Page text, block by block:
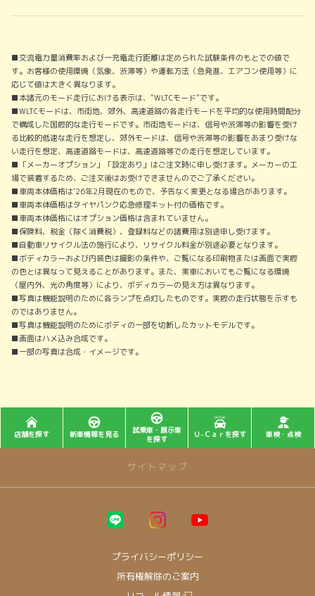
■交流電力量消費率および一充電走行距離は定められた試験条件のもとでの値で
す。お客様の使用環境（気象、渋滞等）や運転方法（急発進、エアコン使用等）に
応じて値は大きく異なります。
■本諸元のモード走行における表示は、“WLTCモード”です。
■WLTCモードは、市街地、郊外、高速道路の各走行モードを平均的な使用時間配分
で構成した国際的な走行モードです。市街地モードは、信号や渋滞等の影響を受け
る比較的低速な走行を想定し、郊外モードは、信号や渋滞等の影響をあまり受けな
い走行を想定、高速道路モードは、高速道路等での走行を想定しています。
■「メーカーオプション」「設定あり」はご注文時に申し受けます。メーカーの工
場で装着するため、ご注文後はお受けできませんのでご了承ください。
■車両本体価格は'26年2月現在のもので、予告なく変更となる場合があります。
■車両本体価格はタイヤパンク応急修理キット付の価格です。
■車両本体価格にはオプション価格は含まれていません。
■保険料、税金（除く消費税）、登録料などの諸費用は別途申し受けます。
■自動車リサイクル法の施行により、リサイクル料金が別途必要となります。
■ボディカラーおよび内装色は撮影の条件や、ご覧になる印刷物または画面で実際
の色とは異なって見えることがあります。また、実車においてもご覧になる環境
（屋内外、光の角度等）により、ボディカラーの見え方は異なります。
■写真は機能説明のために各ランプを点灯したものです。実際の走行状態を示すも
のではありません。
■写真は機能説明のためにボディの一部を切断したカットモデルです。
■画面はハメ込み合成です。
■一部の写真は合成・イメージです。
店舗を探す 新車情報を見る
試乗車・展示車
を探す
Ｕ-Ｃａｒを探す 車検・点検
サイトマップ
プライバシーポリシー
所有権解除のご案内